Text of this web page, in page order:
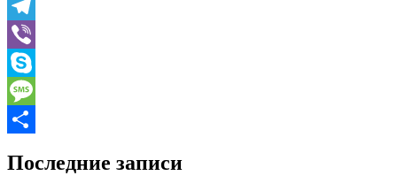
Odnoklassniki
Telegram
Viber
Skype
Message
Последние записи